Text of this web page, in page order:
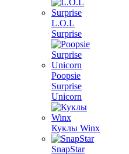
L.O.L
Surprise
Poopsie
Surprise
Unicorn
Куклы Winx
SnapStar